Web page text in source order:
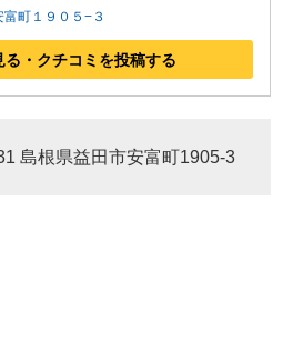
町１９０５−３
る・クチコミを投稿する
島根県益田市安富町1905-3